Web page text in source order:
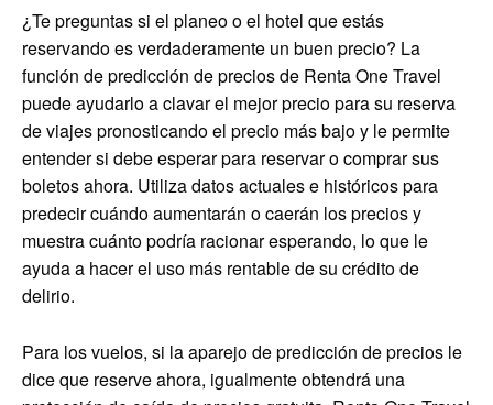
¿Te preguntas si el planeo o el hotel que estás
reservando es verdaderamente un buen precio? La
función de predicción de precios de Renta One Travel
puede ayudarlo a clavar el mejor precio para su reserva
de viajes pronosticando el precio más bajo y le permite
entender si debe esperar para reservar o comprar sus
boletos ahora. Utiliza datos actuales e históricos para
predecir cuándo aumentarán o caerán los precios y
muestra cuánto podría racionar esperando, lo que le
ayuda a hacer el uso más rentable de su crédito de
delirio.
Para los vuelos, si la aparejo de predicción de precios le
dice que reserve ahora, igualmente obtendrá una